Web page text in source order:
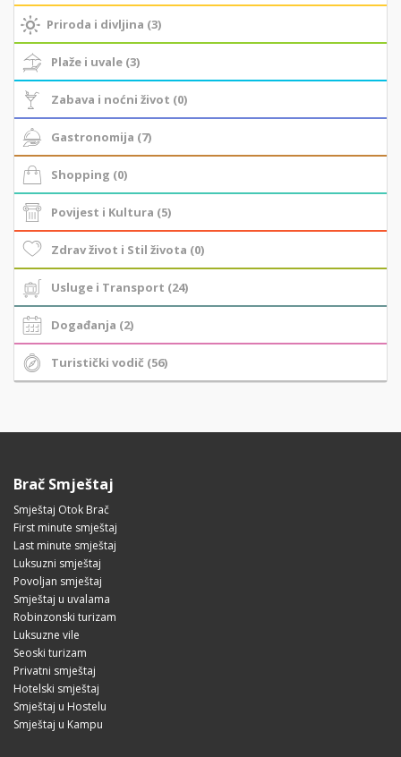
Priroda i divljina (3)
Plaže i uvale (3)
Zabava i noćni život (0)
Gastronomija (7)
Shopping (0)
Povijest i Kultura (5)
Zdrav život i Stil života (0)
Usluge i Transport (24)
Događanja (2)
Turistički vodič (56)
Brač Smještaj
Smještaj Otok Brač
First minute smještaj
Last minute smještaj
Luksuzni smještaj
Povoljan smještaj
Smještaj u uvalama
Robinzonski turizam
Luksuzne vile
Seoski turizam
Privatni smještaj
Hotelski smještaj
Smještaj u Hostelu
Smještaj u Kampu